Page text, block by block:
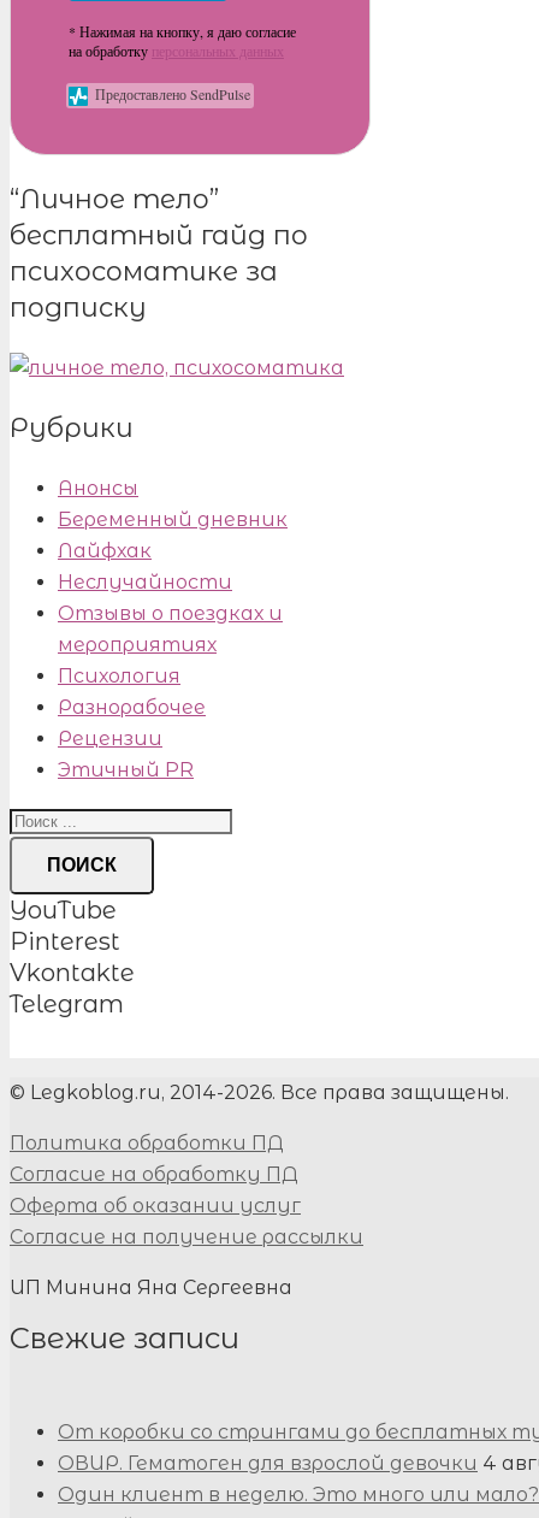
* Нажимая на кнопку, я даю согласие
на обработку персональных данных
Предоставлено SendPulse
“Личное тело”
бесплатный гайд по
психосоматике за
подписку
Рубрики
Анонсы
Беременный дневник
Лайфхак
Неслучайности
Отзывы о поездках и
мероприятиях
Психология
Разнорабочее
Рецензии
Этичный PR
ПОИСК
YouTube
Pinterest
Vkontakte
Telegram
© Legkoblog.ru, 2014-2026. Все права защищены.
Политика обработки ПД
Согласие на обработку ПД
Оферта об оказании услуг
Согласие на получение рассылки
ИП Минина Яна Сергеевна
Свежие записи
От коробки со стрингами до бесплатных
ОВИР. Гематоген для взрослой девочки 4
Один клиент в неделю. Это много или мало?